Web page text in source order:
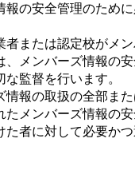
報の安全管理のため
者または認定校がメ
、メンバーズ情報の
監督を行います。
情報の取扱の全部ま
たメンバーズ情報の
た者に対して必要か